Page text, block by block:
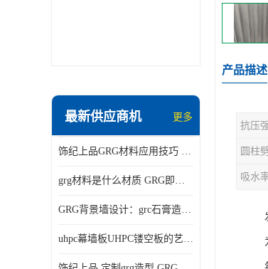
最新供应商机 更多
饰纪上品GRG材料应用技巧 如何在工程中实现装饰效果
grg材料是什么材质 GRG即玻璃纤维增强石膏
GRG背景墙设计：grc石膏造型的创意灵感集
uhpc幕墙板UHPC镂空板的艺术：UHPC材质的革新力量
产品描述
抗压
吸水